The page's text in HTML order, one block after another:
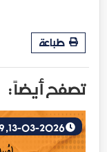
طباعة
تصفح أيضاً :